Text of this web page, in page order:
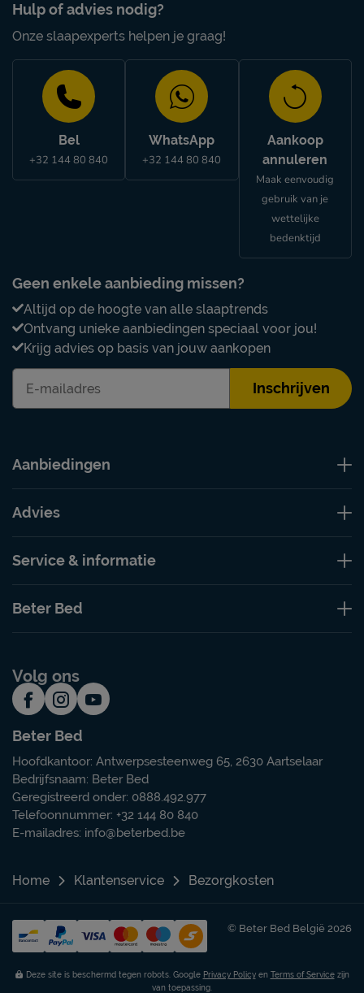
Hulp of advies nodig?
Onze slaapexperts helpen je graag!
Bel
+32 144 80 840
WhatsApp
+32 144 80 840
Aankoop
annuleren
Maak eenvoudig
gebruik van je
wettelijke
bedenktijd
Geen enkele aanbieding missen?
Altijd op de hoogte van alle slaaptrends
Ontvang unieke aanbiedingen speciaal voor jou!
Krijg advies op basis van jouw aankopen
Inschrijven
Aanbiedingen
Advies
Service & informatie
Beter Bed
Volg ons
Beter Bed
Hoofdkantoor: Antwerpsesteenweg 65, 2630 Aartselaar
Bedrijfsnaam: Beter Bed
Geregistreerd onder: 0888.492.977
Telefoonnummer: +32 144 80 840
E-mailadres: info@beterbed.be
Home Klantenservice Bezorgkosten
© Beter Bed België 2026
Deze site is beschermd tegen robots. Google Privacy Policyen Terms of Servicezijn
van toepassing.